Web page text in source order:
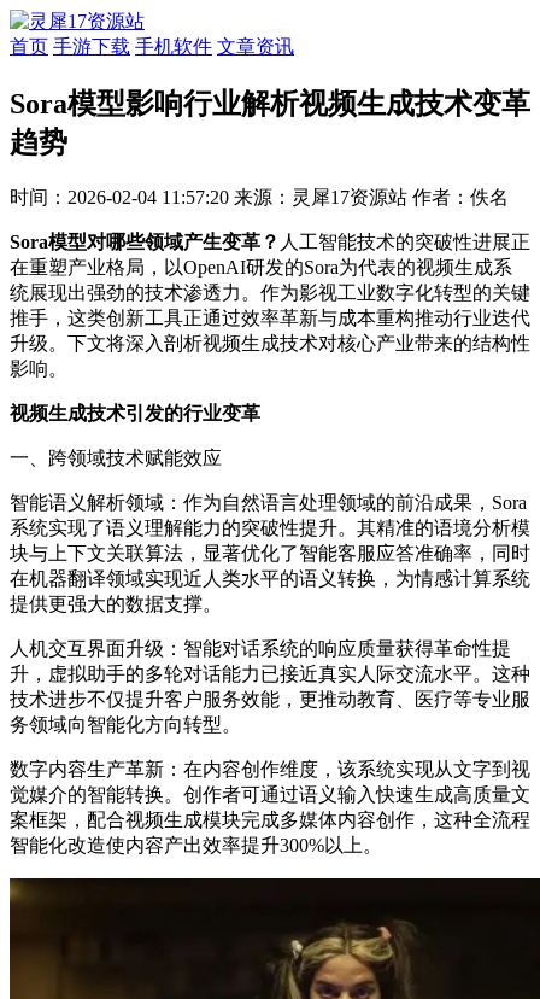
首页 手游下载 手机软件 文章资讯
Sora模型影响行业解析视频生成技术变革
趋势
时间：2026-02-04 11:57:20 来源：灵犀17资源站 作者：佚名
Sora模型对哪些领域产生变革？ 人工智能技术的突破性进展正
在重塑产业格局，以OpenAI研发的Sora为代表的视频生成系
统展现出强劲的技术渗透力。作为影视工业数字化转型的关键
推手，这类创新工具正通过效率革新与成本重构推动行业迭代
升级。下文将深入剖析视频生成技术对核心产业带来的结构性
影响。
视频生成技术引发的行业变革
一、跨领域技术赋能效应
智能语义解析领域：作为自然语言处理领域的前沿成果，Sora
系统实现了语义理解能力的突破性提升。其精准的语境分析模
块与上下文关联算法，显著优化了智能客服应答准确率，同时
在机器翻译领域实现近人类水平的语义转换，为情感计算系统
提供更强大的数据支撑。
人机交互界面升级：智能对话系统的响应质量获得革命性提
升，虚拟助手的多轮对话能力已接近真实人际交流水平。这种
技术进步不仅提升客户服务效能，更推动教育、医疗等专业服
务领域向智能化方向转型。
数字内容生产革新：在内容创作维度，该系统实现从文字到视
觉媒介的智能转换。创作者可通过语义输入快速生成高质量文
案框架，配合视频生成模块完成多媒体内容创作，这种全流程
智能化改造使内容产出效率提升300%以上。